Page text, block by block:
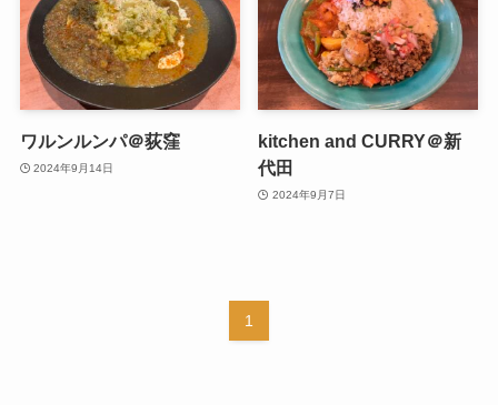
ワルンルンパ＠荻窪
2024年9月14日
kitchen and CURRY＠新
代田
2024年9月7日
1